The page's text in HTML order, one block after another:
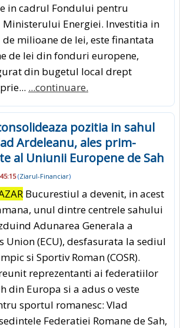
in cadrul Fondului pentru
Energiei. Investitia in
de milioane de lei, este finantata
de lei din fonduri europene,
din bugetul local drept
...continuare.
pozitia in sahul
Ardeleanu, ales prim-
al Uniunii Europene de Sah
(Ziarul-Financiar)
Bucurestiul a devenit, in acest
unul dintre centrele sahului
Adunarea Generala a
Union (ECU), desfasurata la sediul
si Sportiv Roman (COSR).
reprezentanti ai federatiilor
din Europa si a adus o veste
sportul romanesc: Vlad
Federatiei Romane de Sah,